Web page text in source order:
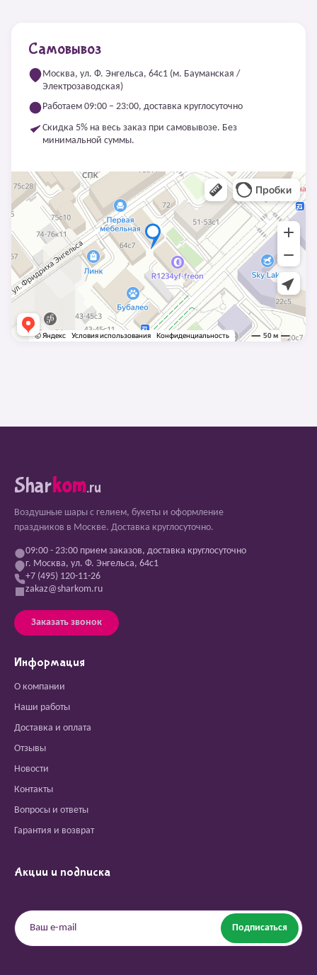
Самовывоз
Москва, ул. Ф. Энгельса, 64с1 (м. Бауманская /
Электрозаводская)
Работаем 09:00 – 23:00, доставка круглосуточно
Скидка 5% на весь заказ при самовывозе. Без
минимальной суммы.
Sharkom.ru
Воздушные шары с гелием, букеты и оформление
праздников в Москве. Доставка круглосуточно.
09:00 - 23:00 прием заказов, доставка круглосуточно
г. Москва, ул. Ф. Энгельса, 64с1
+7 (495) 120-11-26
zakaz@sharkom.ru
Заказать звонок
Информация
О компании
Наши работы
Доставка и оплата
Отзывы
Новости
Контакты
Вопросы и ответы
Гарантия и возврат
Акции и подписка
Подписаться